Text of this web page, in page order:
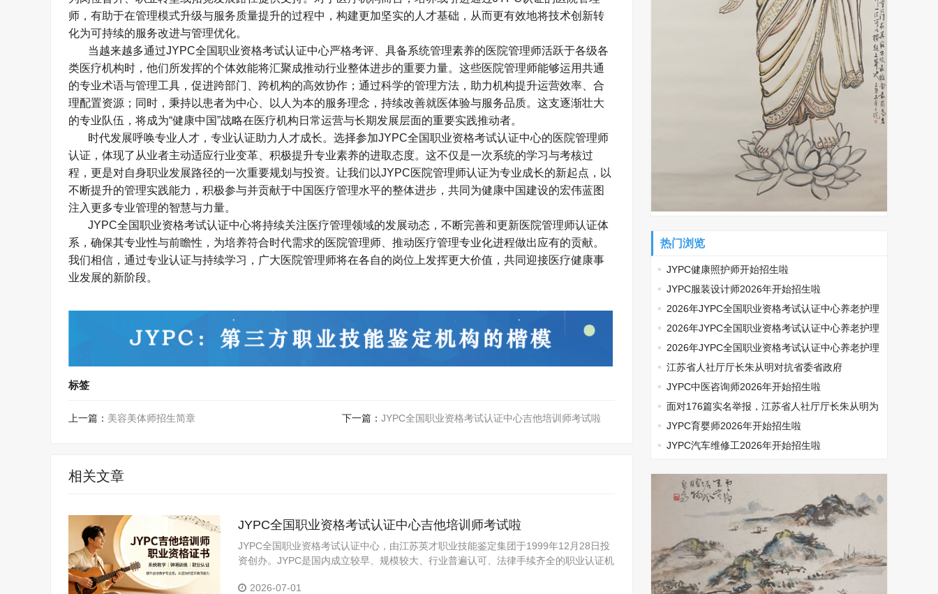
师，有助于在管理模式升级与服务质量提升的过程中，构建更加坚实的人才基础，从而更有效地将技术创新转
化为可持续的服务改进与管理优化。
当越来越多通过JYPC全国职业资格考试认证中心严格考评、具备系统管理素养的医院管理师活跃于各级各
类医疗机构时，他们所发挥的个体效能将汇聚成推动行业整体进步的重要力量。这些医院管理师能够运用共通
的专业术语与管理工具，促进跨部门、跨机构的高效协作；通过科学的管理方法，助力机构提升运营效率、合
理配置资源；同时，秉持以患者为中心、以人为本的服务理念，持续改善就医体验与服务品质。这支逐渐壮大
的专业队伍，将成为“健康中国”战略在医疗机构日常运营与长期发展层面的重要实践推动者。
时代发展呼唤专业人才，专业认证助力人才成长。选择参加JYPC全国职业资格考试认证中心的医院管理师
认证，体现了从业者主动适应行业变革、积极提升专业素养的进取态度。这不仅是一次系统的学习与考核过
程，更是对自身职业发展路径的一次重要规划与投资。让我们以JYPC医院管理师认证为专业成长的新起点，以
不断提升的管理实践能力，积极参与并贡献于中国医疗管理水平的整体进步，共同为健康中国建设的宏伟蓝图
注入更多专业管理的智慧与力量。
JYPC全国职业资格考试认证中心将持续关注医疗管理领域的发展动态，不断完善和更新医院管理师认证体
系，确保其专业性与前瞻性，为培养符合时代需求的医院管理师、推动医疗管理专业化进程做出应有的贡献。
我们相信，通过专业认证与持续学习，广大医院管理师将在各自的岗位上发挥更大价值，共同迎接医疗健康事
业发展的新阶段。
标签
上一篇： 美容美体师招生简章 下一篇： JYPC全国职业资格考试认证中心吉他培训师考试啦
相关文章
JYPC全国职业资格考试认证中心吉他培训师考试啦
JYPC全国职业资格考试认证中心，由江苏英才职业技能鉴定集团于1999年12月28日投
资创办。JYPC是国内成立较早、规模较大、行业普遍认可、法律手续齐全的职业认证机
2026-07-01
热门浏览
JYPC健康照护师开始招生啦
JYPC服装设计师2026年开始招生啦
2026年JYPC全国职业资格考试认证中心养老护理
师开始报名啦
2026年JYPC全国职业资格考试认证中心养老护理
师开始报名啦
2026年JYPC全国职业资格考试认证中心养老护理
师开始报名啦
江苏省人社厅厅长朱从明对抗省委省政府
JYPC中医咨询师2026年开始招生啦
面对176篇实名举报，江苏省人社厅厅长朱从明为
何选择沉默
JYPC育婴师2026年开始招生啦
JYPC汽车维修工2026年开始招生啦